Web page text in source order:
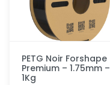
PETG Noir Forshape
Premium – 1.75mm –
1Kg